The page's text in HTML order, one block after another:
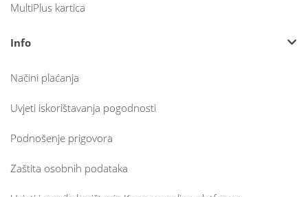
MultiPlus kartica
Info
Načini plaćanja
Uvjeti iskorištavanja pogodnosti
Podnošenje prigovora
Zaštita osobnih podataka